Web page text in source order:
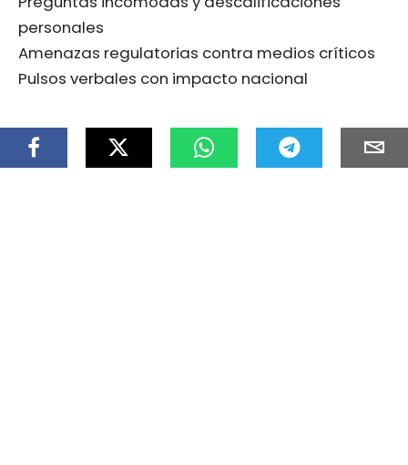
personales
Amenazas regulatorias contra medios críticos
Pulsos verbales con impacto nacional